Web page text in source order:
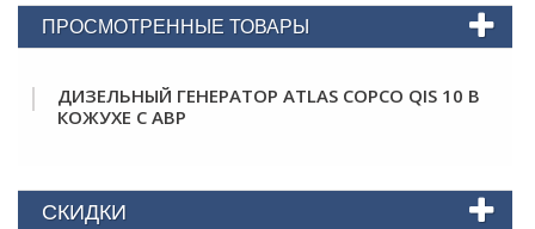
ПРОСМОТРЕННЫЕ ТОВАРЫ
ДИЗЕЛЬНЫЙ ГЕНЕРАТОР ATLAS COPCO QIS 10 В
КОЖУХЕ С АВР
СКИДКИ